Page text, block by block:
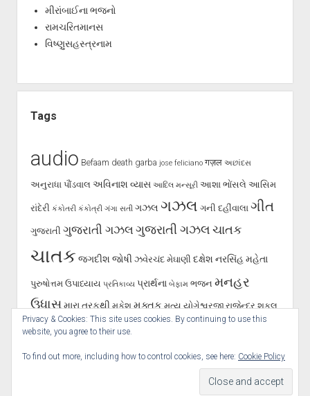
મીરાંબાઈના ભજનો
રામચરિતમાનસ
વિષ્ણુસહસ્ત્રનામ
Tags
audio Befaam death garba jose feliciano गज़ल અછાંદસ
અનુરાધા પૌંડવાલ અવિનાશ વ્યાસ આદિલ મન્સૂરી આશા ભોંસલે આસિમ
રાંદેરી કંકોતરી કંકોત્રી ગંગા સતી ગઝલ ગઝલ ગની દહીંવાલા ગીત
ગુજરાતી ગુજરાતી ગઝલ ગુજરાતી ગઝલ ચાતક
ચાતક જગદીશ જોષી ઝવેરચંદ મેઘાણી દક્ષેશ નરસિંહ મહેતા
પુરુષોત્તમ ઉપાધ્યાય પ્રતિકાવ્ય પ્રાર્થના બેફામ ભજન મનહર
ઉધાસ મારા તરફથી મુકેશ મુક્તક મૃત્યુ યોગેશ્વરજી રાજેન્દ્ર શુકલ
રાવજી પટેલ શૂન્ય પાલનપુરી સૈફ પાલનપુરી હસ્તાક્ષર
Privacy & Cookies: This site uses cookies. By continuing to use this
website, you agree to their use.
To find out more, including how to control cookies, see here: Cookie Policy